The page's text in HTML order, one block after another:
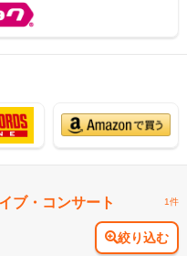
ブ・コンサート 1件
絞り込む